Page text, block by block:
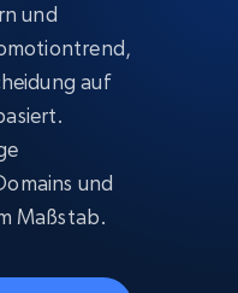
und
auf
und
Maßstab.